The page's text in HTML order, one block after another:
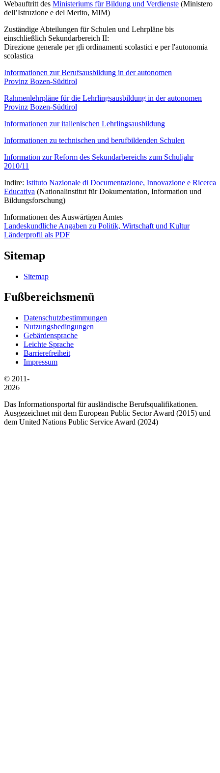
Webauftritt des Ministeriums für Bildung und Verdienste (Ministero
dell’Istruzione e del Merito, MIM)
Zuständige Abteilungen für Schulen und Lehrpläne bis
einschließlich Sekundarbereich II:
Direzione generale per gli ordinamenti scolastici e per l'autonomia
scolastica
Informationen zur Berufsausbildung in der autonomen
Provinz Bozen-Südtirol
Rahmenlehrpläne für die Lehrlingsausbildung in der autonomen
Provinz Bozen-Südtirol
Informationen zur italienischen Lehrlingsausbildung
Informationen zu technischen und berufbildenden Schulen
Information zur Reform des Sekundarbereichs zum Schuljahr
2010/11
Indire: Istituto Nazionale di Documentazione, Innovazione e Ricerca
Educativa (Nationalinstitut für Dokumentation, Information und
Bildungsforschung)
Informationen des Auswärtigen Amtes
Landeskundliche Angaben zu Politik, Wirtschaft und Kultur
Länderprofil als PDF
Sitemap
Sitemap
Fußbereichsmenü
Datenschutzbestimmungen
Nutzungsbedingungen
Gebärdensprache
Leichte Sprache
Barrierefreiheit
Impressum
© 2011-
2026
Das Informationsportal für ausländische Berufsqualifikationen.
Ausgezeichnet mit dem European Public Sector Award (2015) und
dem United Nations Public Service Award (2024)